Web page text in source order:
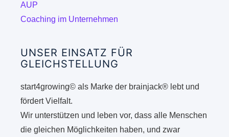
AUP
Coaching im Unternehmen
UNSER EINSATZ FÜR
GLEICHSTELLUNG
start4growing© als Marke der brainjack® lebt und
fördert Vielfalt.
Wir unterstützen und leben vor, dass alle Menschen
die gleichen Möglichkeiten haben, und zwar